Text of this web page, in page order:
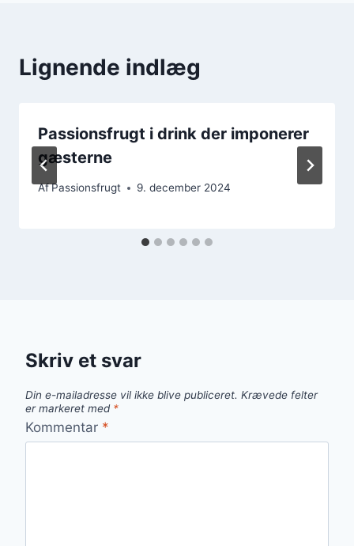
Lignende indlæg
Passionsfrugt i drink der imponerer
gæsterne
AfPassionsfrugt 9. december 2024
Skriv et svar
Din e-mailadresse vil ikke blive publiceret. Krævede felter
er markeret med *
Kommentar *